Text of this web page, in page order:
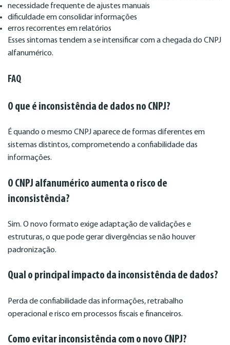
necessidade frequente de ajustes manuais
dificuldade em consolidar informações
erros recorrentes em relatórios
Esses sintomas tendem a se intensificar com a chegada do CNPJ
alfanumérico.
FAQ
O que é inconsistência de dados no CNPJ?
É quando o mesmo CNPJ aparece de formas diferentes em
sistemas distintos, comprometendo a confiabilidade das
informações.
O CNPJ alfanumérico aumenta o risco de
inconsistência?
Sim. O novo formato exige adaptação de validações e
estruturas, o que pode gerar divergências se não houver
padronização.
Qual o principal impacto da inconsistência de dados?
Perda de confiabilidade das informações, retrabalho
operacional e risco em processos fiscais e financeiros.
Como evitar inconsistência com o novo CNPJ?